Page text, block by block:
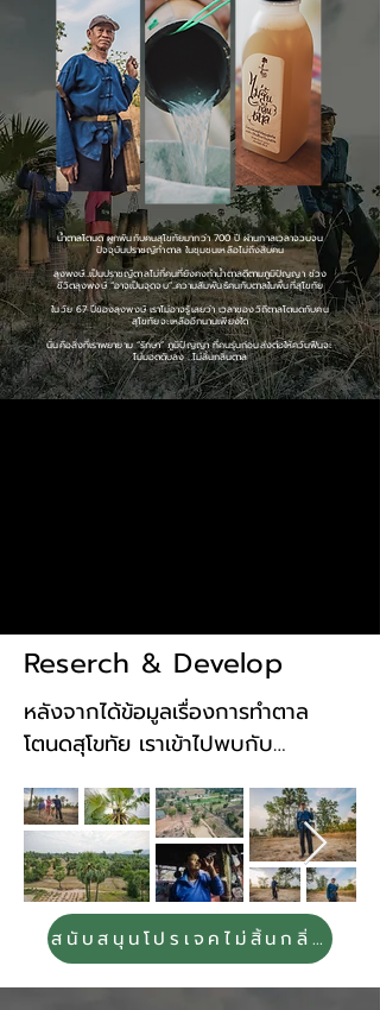
น้ำตาลโตนด ผูกพันกับคนสุโขทัยมากว่า 700 ปี ผ่านกาลเวลาจวบจน
ปัจจุบันปราชญ์ทำตาล ในชุมชนเหลือไม่ถึงสิบคน
ลุงพงษ์...เป็นปราชญ์ตาลไม่กี่คนที่ยังคงทำน้ำตาลดีตามภูมิปัญญา ช่วง
ชีวิตลุงพงษ์ “อาจเป็นจุดจบ”...ความสัมพันธ์คนกับตาลในพื้นที่สุโขทัย
ในวัย 67 ปีของลุงพงษ์ เราไม่อาจรู้เลยว่า เวลาของวิถีตาลโตนดกับคน
สุโขทัยจะเหลืออีกนานเพียงใด
นั่นคือสิ่งที่เราพยายาม “รักษา” ภูมิปัญญา ที่คนรุ่นก่อนส่งต่อให้ควันฟืนจะ
ไม่มอดดับลง ...ไม่สิ้นกลิ่นตาล
Reserch & Develop
หลังจากได้ข้อมูลเรื่องการทำตาล
โตนดสุโขทัย เราเข้าไปพบกับ
ตาลสุโขทัยเมื่อปลายปี 2565 หลัง
จากนั้นเราเริ่มเก็บข้อมูลพร้อมๆ
กับพัฒนาสินค้า เริ่มจากการวัดค่า
ความหวานที่ ระยะเวลาต้ม และ
กระบวนการต่างๆ ที่ทำให้รสชาติ
น้ำตาลโตนดสุโขทัยมีอัตลักษณ์
สนับสนุนโปรเจคไม่สิ้นกลิ่นตาล